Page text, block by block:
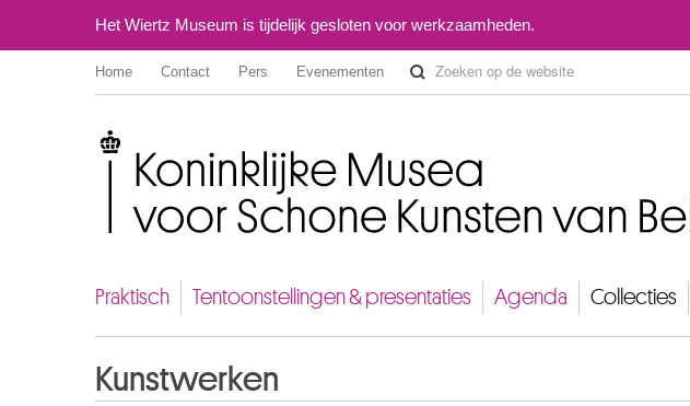
Het Wiertz Museum is tijdelijk gesloten voor werkzaamheden.
Home Contact Pers Evenementen
Praktisch Tentoonstellingen & presentaties Agenda Collecties
Kunstwerken